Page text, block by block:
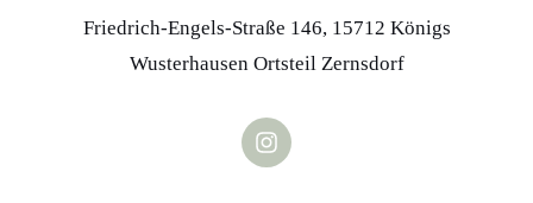
Friedrich-Engels-Straße 146, 15712 Königs
Wusterhausen Ortsteil Zernsdorf
n
s